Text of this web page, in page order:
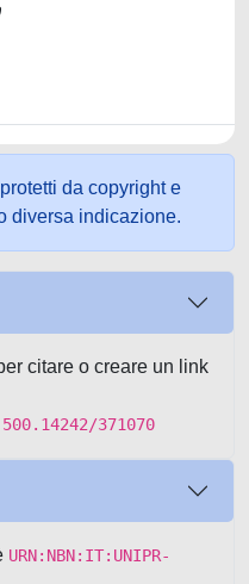
da copyright e
diversa indicazione.
citare o creare un link
371070
URN:NBN:IT:UNIPR-